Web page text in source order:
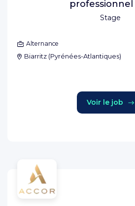
Stage
professionnel
Alternance
Biarritz (Pyrénées-Atlantiques)
Voir le job